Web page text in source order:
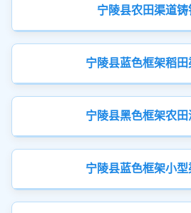
宁陵县农田渠道铸
宁陵县蓝色框架稻田
宁陵县黑色框架农田
宁陵县蓝色框架小型